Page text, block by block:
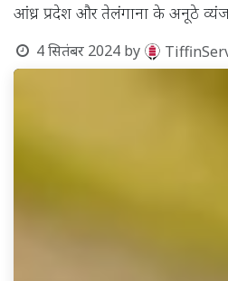
आंध्र प्रदेश और तेलंगाना के अनूठे
4 सितंबर 2024 by